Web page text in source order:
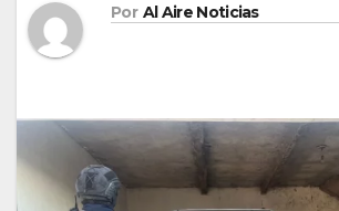
Por Al Aire Noticias